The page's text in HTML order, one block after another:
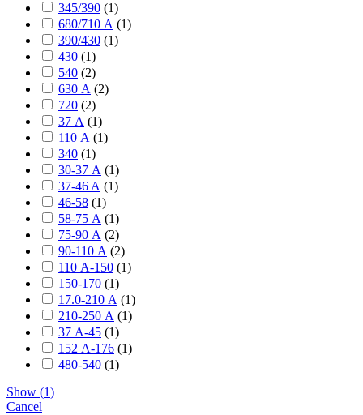
345/390 (1)
680/710 А (1)
390/430 (1)
430 (1)
540 (2)
630 А (2)
720 (2)
37 А (1)
110 А (1)
340 (1)
30-37 А (1)
37-46 A (1)
46-58 (1)
58-75 А (1)
75-90 А (2)
90-110 А (2)
110 А-150 (1)
150-170 (1)
17.0-210 А (1)
210-250 А (1)
37 А-45 (1)
152 А-176 (1)
480-540 (1)
Show (1)
Cancel